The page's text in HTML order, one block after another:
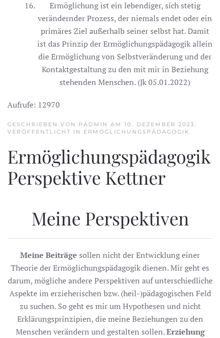
Ermöglichung ist ein lebendiger, sich stetig
verändernder Prozess, der niemals endet oder ein
primäres Ziel außerhalb seiner selbst hat. Damit
ist das Prinzip der Ermöglichungspädagogik allein
die Ermöglichung von Selbstveränderung und der
Kontaktgestaltung zu den mit mir in Beziehung
stehenden Menschen. (Jk 05.01.2022)
Aufrufe: 12970
GESCHRIEBEN VON PÄDMIN AM 10. DEZEMBER 2023.
VERÖFFENTLICHT IN ERMÖGLICHUNGSPÄDAGOGIK.
Ermöglichungspädagogik
Perspektive Kettner
Meine Perspektiven
Meine Beiträge sollen nicht der Entwicklung einer
Theorie der Ermöglichungspädagogik dienen. Mir geht es
darum, mögliche andere Perspektiven auf unterschiedliche
Aspekte im erzieherischen bzw. (heil-)pädagogischen Feld
zu suchen. So geht es mir um Hypothesen und nicht
Erklärungsprinzipien, die meine Beziehungen zu den
Menschen verändern und gestalten sollen.Erziehung